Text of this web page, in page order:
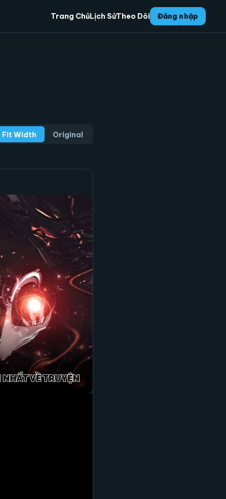
Trang ChủLịch SửTheo Dõi Đăng nhập
Fit Width Original